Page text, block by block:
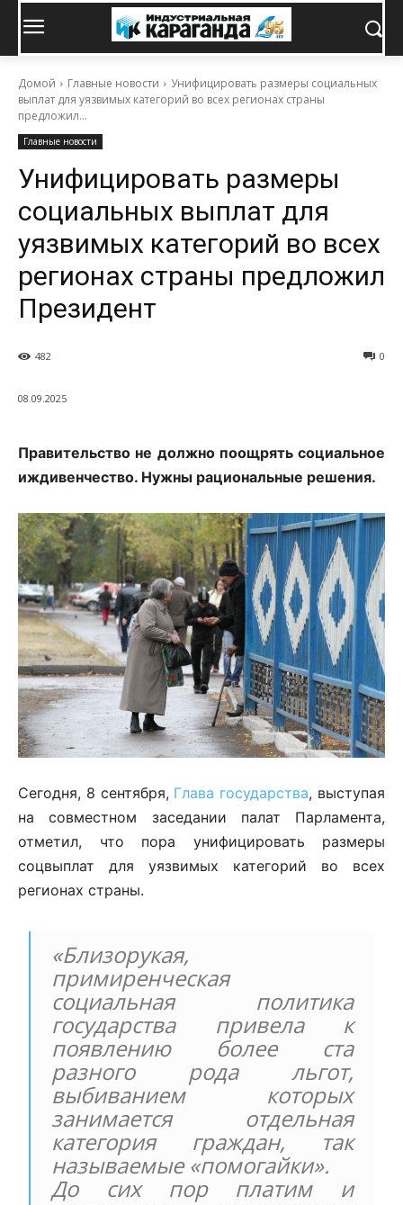
Домой Главные новости
Унифицировать размеры социальных
выплат для уязвимых категорий во всех регионах страны
предложил...
Главные новости
Унифицировать размеры
социальных выплат для
уязвимых категорий во всех
регионах страны предложил
Президент
0
482
08.09.2025
Правительство не должно поощрять социальное
иждивенчество. Нужны рациональные решения.
Сегодня, 8 сентября, Глава государства, выступая
на совместном заседании палат Парламента,
отметил, что пора унифицировать размеры
соцвыплат для уязвимых категорий во всех
регионах страны.
«Близорукая,
примиренческая
социальная политика
государства привела к
появлению более ста
разного рода льгот,
выбиванием которых
занимается отдельная
категория граждан, так
называемые «помогайки».
До сих пор платим и